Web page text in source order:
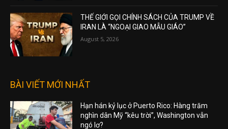
THẾ GIỚI GỌI CHÍNH SÁCH CỦA TRUMP VỀ
IRAN LÀ “NGOẠI GIAO MẪU GIÁO”
August 5, 2026
BÀI VIẾT MỚI NHẤT
Hạn hán kỷ lục ở Puerto Rico: Hàng trăm
nghìn dân Mỹ “kêu trời”, Washington vẫn
ngó lơ?